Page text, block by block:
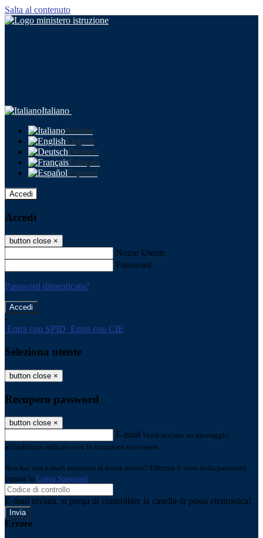
Salta al contenuto
Italiano
Italiano
English
Deutsch
Français
Español
Accedi
Accedi
button close ×
Nome Utente
Password
Password dimenticata?
-
Entra con SPID Entra con CIE
Seleziona utente
button close ×
Recupero password
button close ×
E-mail Verrà inviato un messaggio
all'indirizzo indicato con le istruzioni necessarie.
Non hai una e-mail associata al nome utente? Effettua il reset della password
tramite la Login Spaggiari
E-mail inviata, si prega di controllare la casella di posta elettronica!
Errore